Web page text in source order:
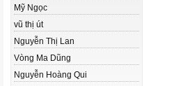
Mỹ Ngọc
vũ thị út
Nguyễn Thị Lan
Vòng Ma Dũng
Nguyễn Hoàng Qui